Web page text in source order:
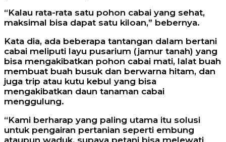
“Kalau rata-rata satu pohon cabai yang sehat,
maksimal bisa dapat satu kiloan,” bebernya.
Kata dia, ada beberapa tantangan dalam bertani
cabai meliputi layu pusarium (jamur tanah) yang
bisa mengakibatkan pohon cabai mati, lalat buah
membuat buah busuk dan berwarna hitam, dan
juga trip atau kutu kebul yang bisa
mengakibatkan daun tanaman cabai
menggulung.
“Kami berharap yang paling utama itu solusi
untuk pengairan pertanian seperti embung